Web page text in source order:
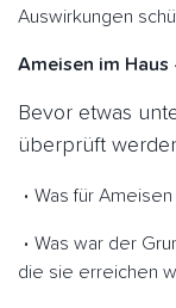
Auswirkungen
Ameisen im Haus
Bevor etwas
überprüft
Was für Ameisen
Was war der
die sie erreichen